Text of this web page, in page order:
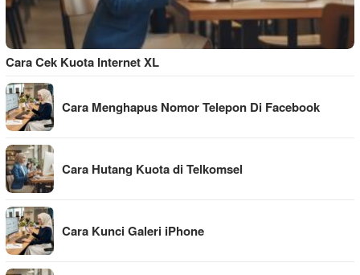
Cara Cek Kuota Internet XL
Cara Menghapus Nomor Telepon Di Facebook
Cara Hutang Kuota di Telkomsel
Cara Kunci Galeri iPhone